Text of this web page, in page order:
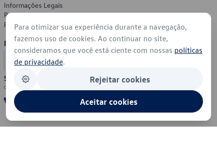
Informações Legais
Política de Privacidade
Política de Cookies
Formas de Pagamento
Segurança
Para otimizar sua experiência durante a navegação,
fazemos uso de cookies. Ao continuar no site,
consideramos que você está ciente com nossas políticas
de privacidade.
Rejeitar cookies
Aceitar cookies